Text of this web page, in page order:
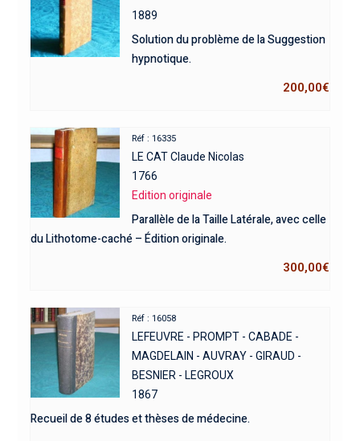
1889
Solution du problème de la Suggestion
hypnotique.
200,00€
Réf : 16335
LE CAT Claude Nicolas
1766
Edition originale
Parallèle de la Taille Latérale, avec celle
du Lithotome-caché – Édition originale.
300,00€
Réf : 16058
LEFEUVRE - PROMPT - CABADE -
MAGDELAIN - AUVRAY - GIRAUD -
BESNIER - LEGROUX
1867
Recueil de 8 études et thèses de médecine.